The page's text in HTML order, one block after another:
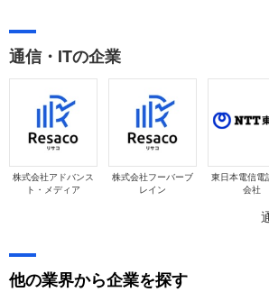
通信・ITの企業
株式会社アドバンス
ト・メディア
株式会社フーバーブ
レイン
東日本電信電
会社
他の業界から企業を探す